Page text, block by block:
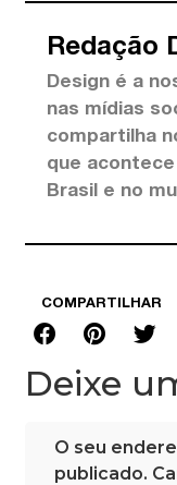
Redação
Design é a
nas mídias
compartilha
que
Brasil e no
COMPARTILHAR
Deixe
O seu
publicado.